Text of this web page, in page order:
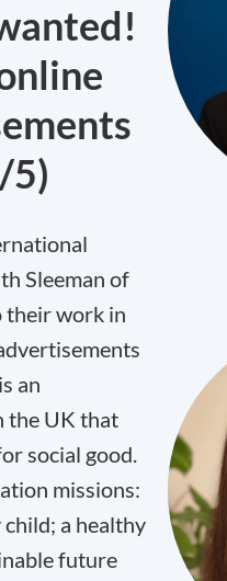
5)
Sleeman of
their work in
an
the UK that
social good.
missions:
a healthy
future